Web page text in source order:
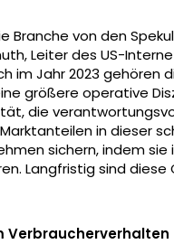
Branche von den
Leiter des US-
im Jahr 2023 gehören
größere operative
die
in dieser
sichern, indem
Langfristig sind
Verbraucherverhalten